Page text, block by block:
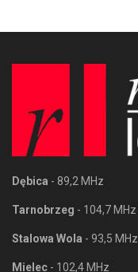
Dębica - 89,2 MHz
Tarnobrzeg - 104,7 MHz
Stalowa Wola - 93,5 MHz
Mielec - 102,4 MHz